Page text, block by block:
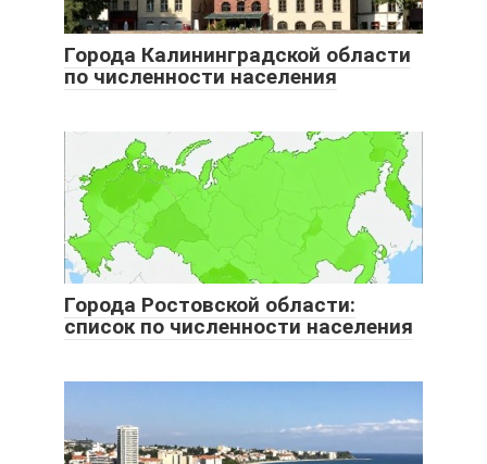
Города Калининградской области
по численности населения
Города Ростовской области:
список по численности населения